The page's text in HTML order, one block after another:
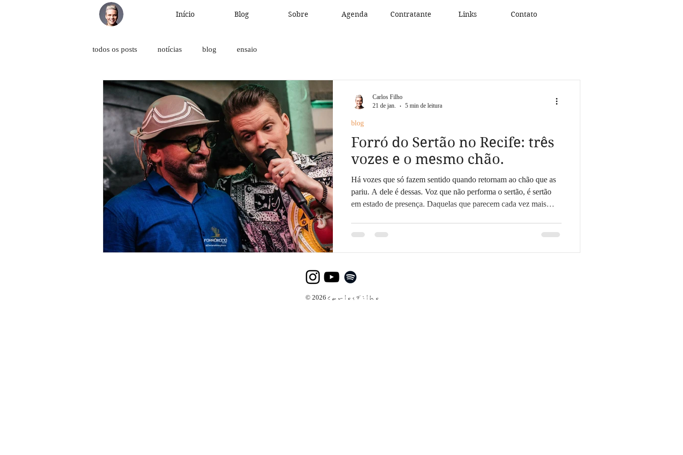
Início Blog Sobre Agenda Contratante Links Contato
todos os posts notícias blog ensaio
Forró do Sertão no Recife: três
vozes e o mesmo chão.
Há vozes que só fazem sentido quando retornam ao chão que as
pariu. A dele é dessas. Voz que não performa o sertão, é sertão
em estado de presença. Daquelas que parecem cada vez mais
blog
Carlos Filho
21 de jan.
5 min de leitura
© 2026 C a r l o s F i l h o